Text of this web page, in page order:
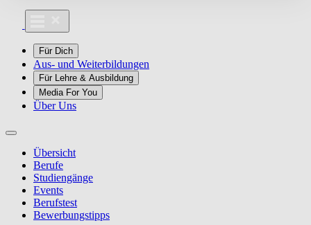
Für Dich
Aus- und Weiterbildungen
Für Lehre & Ausbildung
Media For You
Über Uns
Übersicht
Berufe
Studiengänge
Events
Berufstest
Bewerbungstipps